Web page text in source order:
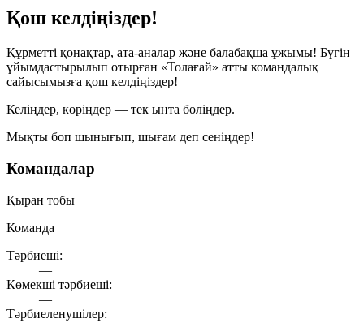
Қош келдіңіздер!
Құрметті қонақтар, ата-аналар және балабақша ұжымы! Бүгін
ұйымдастырылып отырған «Толағай» атты командалық
сайысымызға қош келдіңіздер!
Келіңдер, көріңдер — тек ынта бөліңдер.
Мықты боп шынығып, шығам деп сеніңдер!
Командалар
Қыран тобы
Команда
Тәрбиеші:
—
Көмекші тәрбиеші:
—
Тәрбиеленушілер:
—